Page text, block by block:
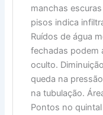
manchas
pisos indica
Ruídos de água
fechadas podem
oculto.
queda na
na tubulação.
Pontos no